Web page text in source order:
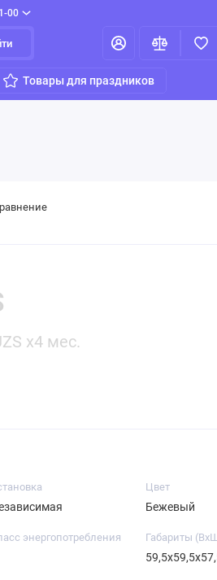
00
Товары для праздников
x4 мес.
Цвет
Бежевый
энергопотребления Габариты